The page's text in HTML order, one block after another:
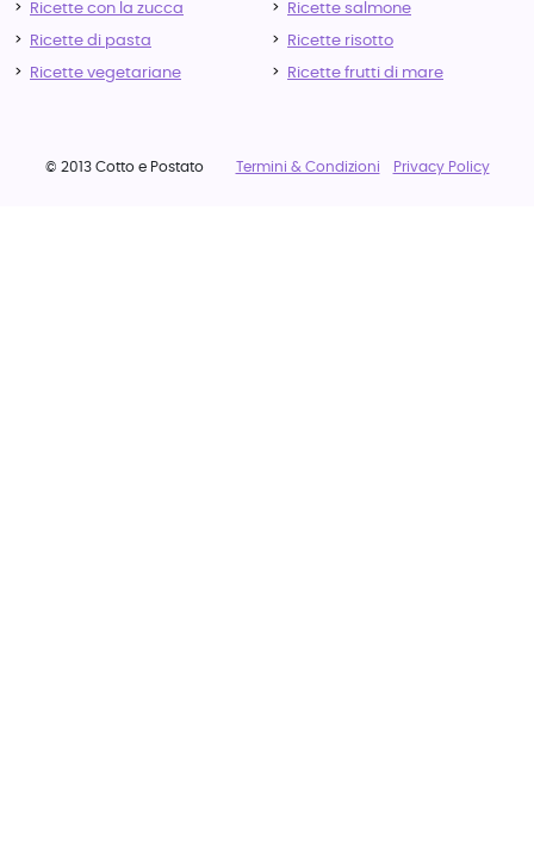
Ricette con la zucca
Ricette di pasta
Ricette vegetariane
Ricette salmone
Ricette risotto
Ricette frutti di mare
© 2013 Cotto e Postato Termini & Condizioni Privacy Policy